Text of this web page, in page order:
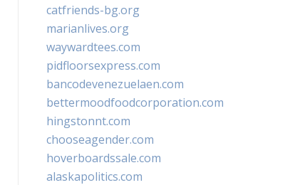
catfriends-bg.org
marianlives.org
waywardtees.com
pidfloorsexpress.com
bancodevenezuelaen.com
bettermoodfoodcorporation.com
hingstonnt.com
chooseagender.com
hoverboardssale.com
alaskapolitics.com